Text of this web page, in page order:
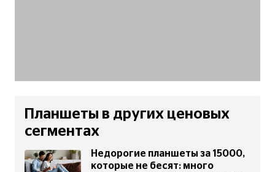
Планшеты в других ценовых
сегментах
Недорогие планшеты за 15000,
которые не бесят: много